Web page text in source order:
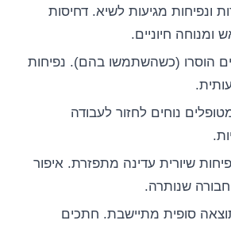
ונפיחות מגיעות לשיא. דחיסות
חיוניים.
הוסרו (כשהשתמשו בהם). נפיחות
נוחים לחזור לעבודה
שיורית עדינה מתפזרת. איפור
חבורה שנותרה.
סופית מתיישבת. חתכים